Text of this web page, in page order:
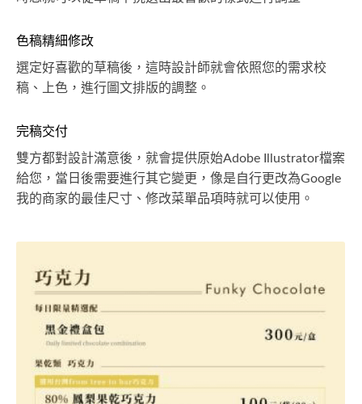
色稿精細修改
選定好喜歡的草稿後，這時設計師就會依照您的需求校
稿、上色，進行圖文排版的調整。
完稿交付
雙方都對設計滿意後，就會提供原始Adobe Illustrator檔案
給您，當日後需要進行其它變更，像是自行更改為Google
我的商家的最佳尺寸、修改菜單品項時就可以使用。